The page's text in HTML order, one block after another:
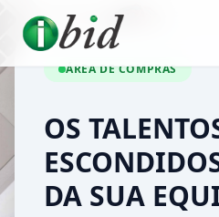
ÁREA DE COMPRAS
OS
DA SUA